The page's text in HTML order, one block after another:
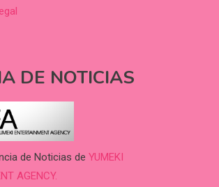
DE NOTICIAS
de Noticias de YUMEKI
AGENCY.